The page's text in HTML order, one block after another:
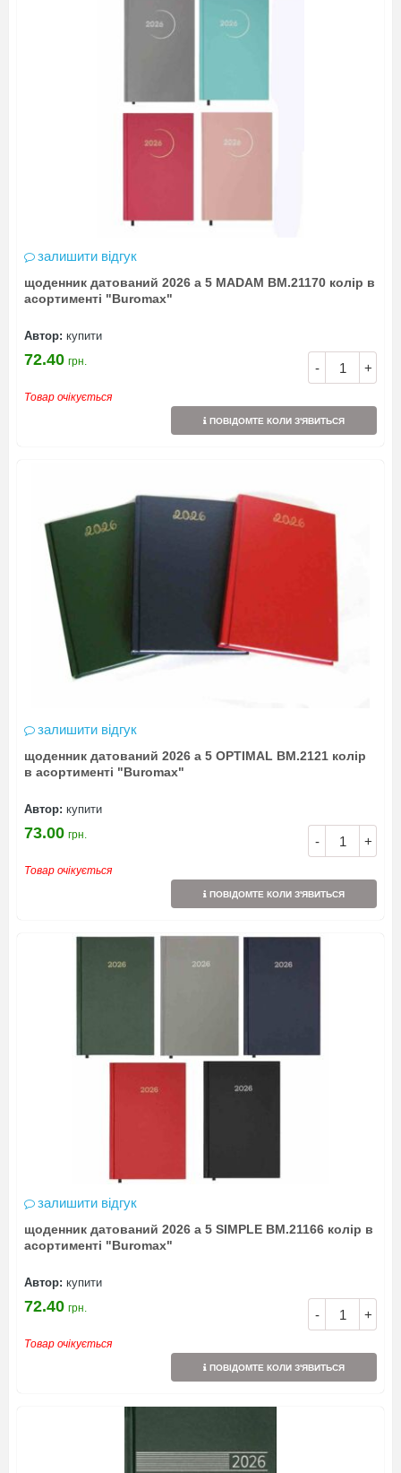
залишити відгук
щоденник датований 2026 а 5 MADAM BM.21170 колір в
асортименті "Buromax"
Автор: купити
- +
72.40 грн.
Товар очікується
ПОВІДОМТЕ КОЛИ З'ЯВИТЬСЯ
залишити відгук
щоденник датований 2026 а 5 OPTIMAL BM.2121 колір
в асортименті "Buromax"
Автор: купити
- +
73.00 грн.
Товар очікується
ПОВІДОМТЕ КОЛИ З'ЯВИТЬСЯ
залишити відгук
щоденник датований 2026 а 5 SIMPLE BM.21166 колір в
асортименті "Buromax"
Автор: купити
- +
72.40 грн.
Товар очікується
ПОВІДОМТЕ КОЛИ З'ЯВИТЬСЯ